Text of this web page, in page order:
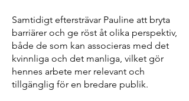
Samtidigt eftersträvar Pauline att bryta
barriärer och ge röst åt olika perspektiv,
både de som kan associeras med det
kvinnliga och det manliga, vilket gör
hennes arbete mer relevant och
tillgänglig för en bredare publik.